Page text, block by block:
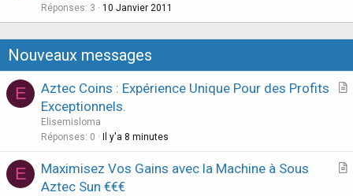
s
t
o
n
Réponses 3 10 Janvier 2011
Nouveaux messages
E
A
l
Aztec Coins : Expérience Unique Pour des Profits
Exceptionnels.
Elisemisloma
Réponses 0 Il y'a 8 minutes
E
A
Maximisez Vos Gains avec la Machine à Sous
Aztec Sun €€€